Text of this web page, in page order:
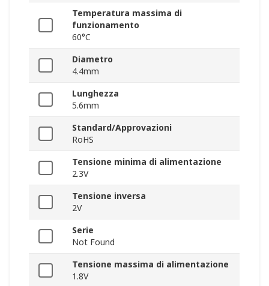
Temperatura massima di
funzionamento
60°C
Diametro
4.4mm
Lunghezza
5.6mm
Standard/Approvazioni
RoHS
Tensione minima di alimentazione
2.3V
Tensione inversa
2V
Serie
Not Found
Tensione massima di alimentazione
1.8V